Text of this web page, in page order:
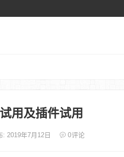
用及插件试用
: 2019年7月12日 0评论